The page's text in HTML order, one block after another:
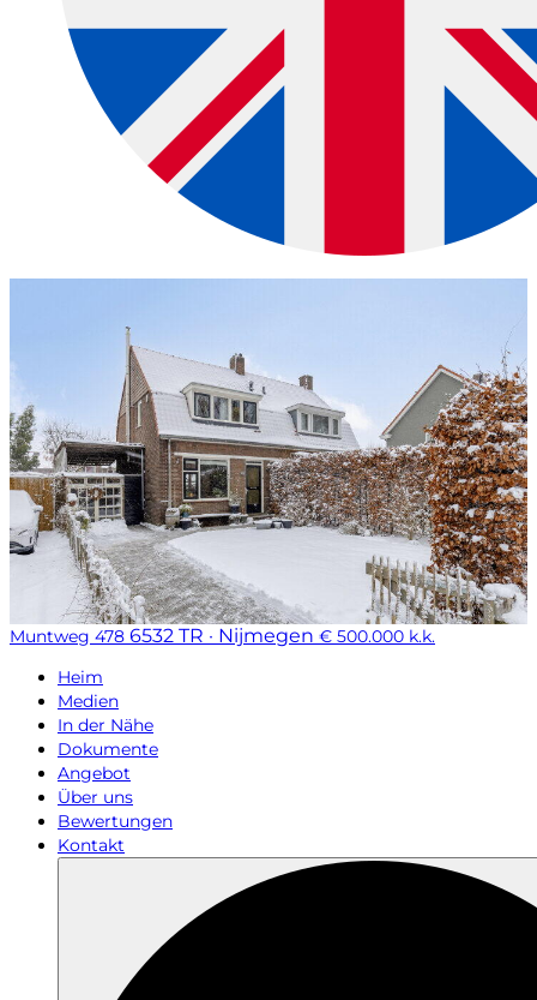
Muntweg 478 6532 TR · Nijmegen € 500.000 k.k.
Heim
Medien
In der Nähe
Dokumente
Angebot
Über uns
Bewertungen
Kontakt